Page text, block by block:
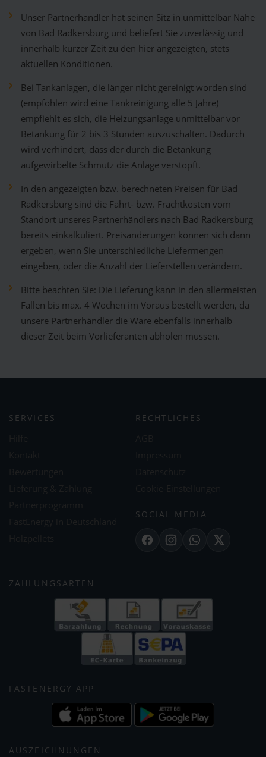
Unser Partnerhändler hat seinen Sitz in unmittelbar Nähe
von Bad Radkersburg und beliefert Sie zuverlässig und
innerhalb kurzer Zeit zu den hier angezeigten, stets
aktuellen Konditionen.
Bei Tankanlagen, die länger nicht gereinigt worden sind
(empfohlen wird eine Tankreinigung alle 5 Jahre)
empfiehlt es sich, die Heizungsanlage unmittelbar vor
Betankung für 2 bis 3 Stunden auszuschalten. Dadurch
wird verhindert, dass der durch die Betankung
aufgewirbelte Schmutz die Anlage verstopft.
In den angezeigten bzw. berechneten Preisen für Bad
Radkersburg sind die Fahrt- bzw. Frachtkosten vom
Standort unseres Partnerhändlers nach Bad Radkersburg
bereits einkalkuliert. Preisänderungen können sich dann
ergeben, wenn Sie unterschiedliche Liefermengen
eingeben, oder die Anzahl der Lieferstellen verändern.
Bitte beachten Sie: Die Lieferung kann in den allermeisten
Fällen bis max. 4 Wochen im Voraus bestellt werden, da
unsere Partnerhändler die Ware ebenfalls innerhalb
dieser Zeit beim Vorlieferanten abholen müssen.
SERVICES RECHTLICHES
SOCIAL MEDIA
FacebookInstagramWhatsApp
X
ZAHLUNGSARTEN
FASTENERGY APP
AUSZEICHNUNGEN